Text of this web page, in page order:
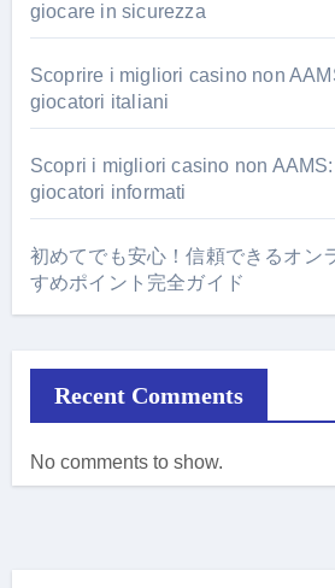
giocare in sicurezza
Scoprire i migliori casino non
giocatori italiani
Scopri i migliori casino non
giocatori informati
初めてでも安心！信頼できるオン
すめポイント完全ガイド
Recent Comments
No comments to show.